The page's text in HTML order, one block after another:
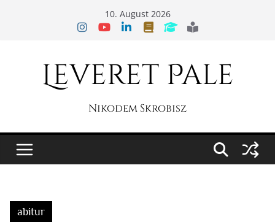
10. August 2026
Leveret Pale
Nikodem Skrobisz
abitur